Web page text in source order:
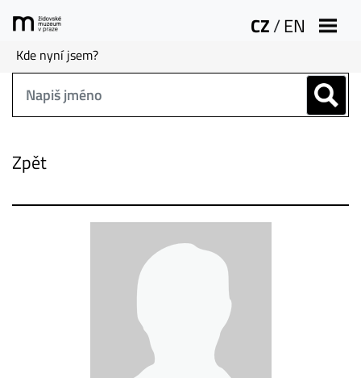
CZ/EN
Kde nyní jsem?
Zpět